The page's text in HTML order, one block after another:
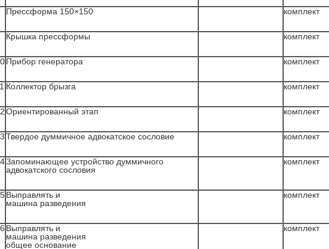
Прессформа 150×150 комплект
Крышка прессформы комплект
Прибор генератора комплект
Коллектор брызга комплект
Ориентированный этап комплект
Твердое думмичное адвокатское сословие комплект
Запоминающее устройство думмичного
адвокатского сословия
комплект
Выправлять и
машина разведения
комплект
Выправлять и
машина разведения
общее основание
комплект